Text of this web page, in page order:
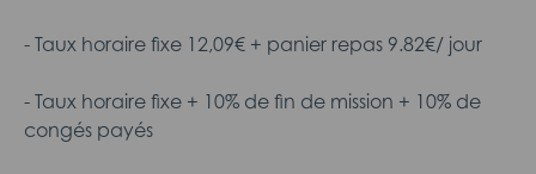
- Taux horaire fixe 12,09€ + panier repas 9.82€/ jour
- Taux horaire fixe + 10% de fin de mission + 10% de
congés payés